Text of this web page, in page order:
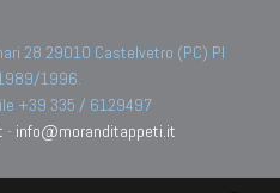
28 29010 Castelvetro (PC) PI
1996.
+39 335 / 6129497
- info@moranditappeti.it